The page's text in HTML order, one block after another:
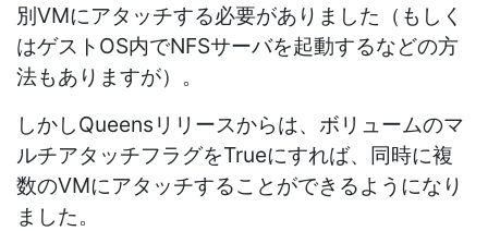
別VMにアタッチする必要がありました（もしく
はゲストOS内でNFSサーバを起動するなどの方
法もありますが）。
しかしQueensリリースからは、ボリュームのマ
ルチアタッチフラグをTrueにすれば、同時に複
数のVMにアタッチすることができるようになり
ました。